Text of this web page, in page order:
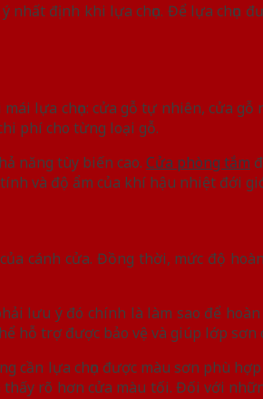
định khi lựa chọn. Để lựa chọn
lựa chọn: cửa gỗ tự nhiên, cửa
phí cho từng loại gỗ.
năng tùy biến cao. Cửa phòng tắm
và độ ẩm của khí hậu nhiệt đới
cánh cửa. Đồng thời, mức độ
lưu ý đó chính là làm sao để
hỗ trợ được bảo vệ và giúp lớp sơn
cần lựa chọn được màu sơn phù
rõ hơn cửa màu tối. Đối với